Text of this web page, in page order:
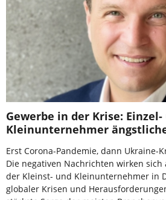
Gewerbe in der Krise: Einzel-
Kleinunternehmer
Erst Corona-Pandemie, dann Ukraine-
Die negativen Nachrichten wirken
der Kleinst- und Kleinunternehmer in
globaler Krisen und